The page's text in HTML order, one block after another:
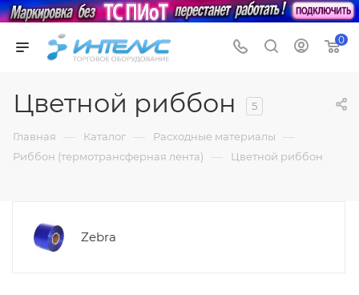
0
Цветной риббон 5
Главная — Каталог — Расходные материалы —
Риббон (термотрансферная лента) — Цветной риббон
Zebra